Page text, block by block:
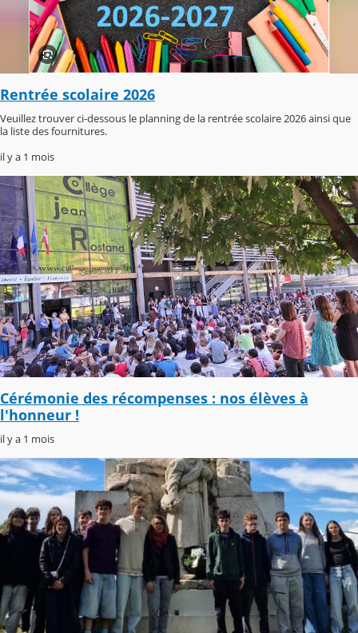
Rentrée scolaire 2026
Veuillez trouver ci-dessous le planning de la rentrée scolaire 2026 ainsi que
la liste des fournitures.
il y a 1 mois
Cérémonie des récompenses : nos élèves à
l'honneur !
il y a 1 mois